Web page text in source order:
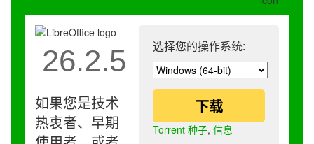
选择您的操作系统:
下载
Torrent 种子, 信息
26.2.5
如果您是技术
热衷者、早期